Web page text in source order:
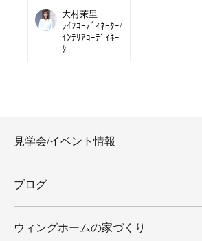
大村茉里
ﾗｲﾌｺｰﾃﾞｨﾈｰﾀｰ/
ｲﾝﾃﾘｱｺｰﾃﾞｨﾈｰ
ﾀｰ
見学会/イベント情報
ブログ
ウィングホームの家づくり